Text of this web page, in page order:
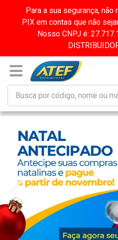
Para a sua segurança,
PIX em contas que não
Nosso CNPJ é: